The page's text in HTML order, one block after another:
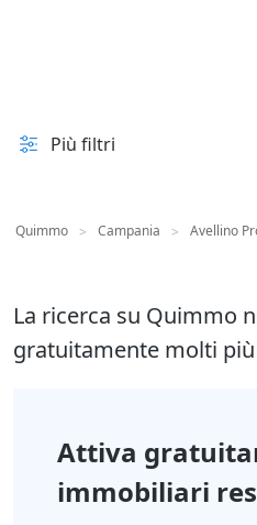
Più filtri
Quimmo > Campania > Avellino
La ricerca su Quimmo
gratuitamente molti
Attiva
immobiliari